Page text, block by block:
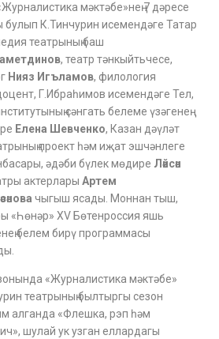
мәктәбе»нең 7 дәресе
булып К.Тинчурин исемендәге Татар
театрының баш
, театр тәнкыйтьчесе,
Нияз Игъламов, филология
Г.Ибраһимов исемендәге Тел,
сәнгать белеме үзәгенең
Елена Шевченко, Казан дәүләт
проект һәм иҗат эшчәнлеге
әдәби бүлек мөдире Ләйсән
актерлары Артем
чыгыш ясады. Моннан тыш,
«Һөнәр» XV Бөтенроссия яшь
белем бирү программасы
«Журналистика мәктәбе»
театрының былтыргы сезон
алганда «Флешка, рэп һәм
шулай ук узган еллардагы